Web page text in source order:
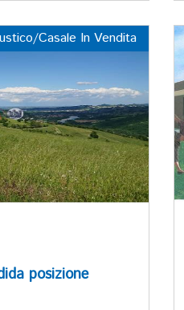
Casale In Vendita
posizione